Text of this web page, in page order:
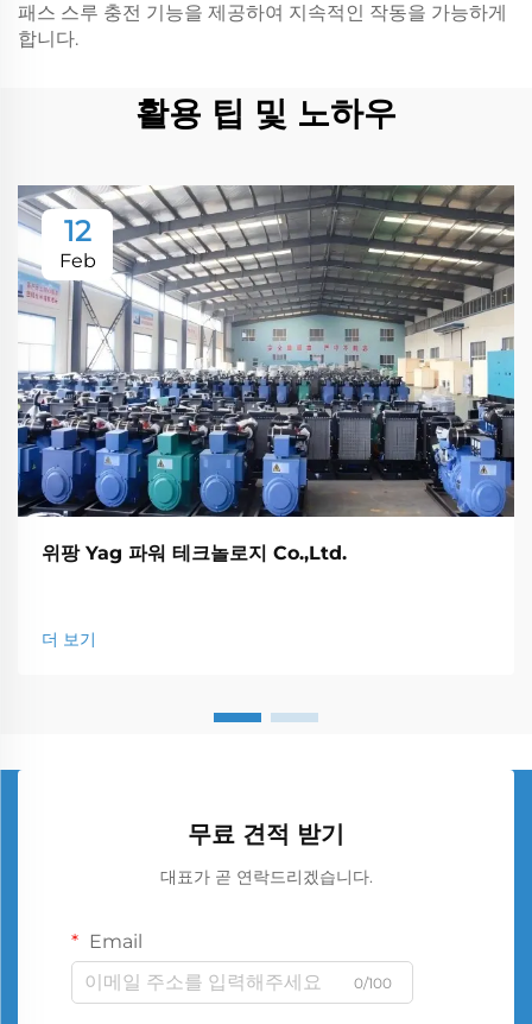
패스 스루 충전 기능을 제공하여 지속적인 작동을 가능하게
합니다.
활용 팁 및 노하우
12
Feb
위팡 Yag 파워 테크놀로지 Co.,Ltd.
더 보기
무료 견적 받기
대표가 곧 연락드리겠습니다.
Email
0/100